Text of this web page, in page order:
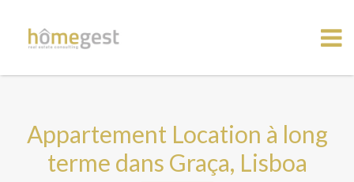
Appartement Location à long
terme dans Graça, Lisboa